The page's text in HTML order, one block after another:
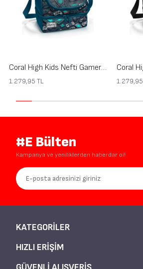
Coral High Kids Nefti Gamer Desenli Thermo İki Katlı Beslenme Çantası 37220
1.279,95 TL 1.279,95
#E Bülten
Kampanya ve yeniliklerden haberdar ol!
KATEGORILER
HIZLI ERIŞIM